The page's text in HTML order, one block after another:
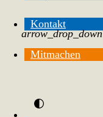
Kontakt
Mitmachen
arrow_drop_down